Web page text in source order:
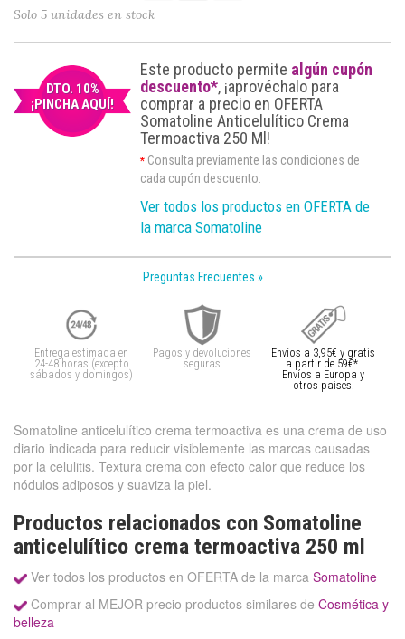
Solo 5 unidades en stock
DTO. 10%
¡PINCHA AQUÍ!
Este producto permite algún cupón
descuento*, ¡aprovéchalo para
comprar a precio en OFERTA
Somatoline Anticelulítico Crema
Termoactiva 250 Ml!
* Consulta previamente las condiciones de
cada cupón descuento.
Ver todos los productos en OFERTA de
la marca Somatoline
Preguntas Frecuentes »
Entrega estimada en
24-48 horas (excepto
sábados y domingos)
Pagos y devoluciones
seguras
Envíos a 3,95€ y gratis
a partir de 59€*.
Envíos a Europa y
otros paises.
Somatoline anticelulítico crema termoactiva es una crema de uso
diario indicada para reducir visiblemente las marcas causadas
por la celulitis. Textura crema con efecto calor que reduce los
nódulos adiposos y suaviza la piel.
Productos relacionados con Somatoline
anticelulítico crema termoactiva 250 ml
Ver todos los productos en OFERTA de la marca Somatoline
Comprar al MEJOR precio productos similares de Cosmética y
belleza